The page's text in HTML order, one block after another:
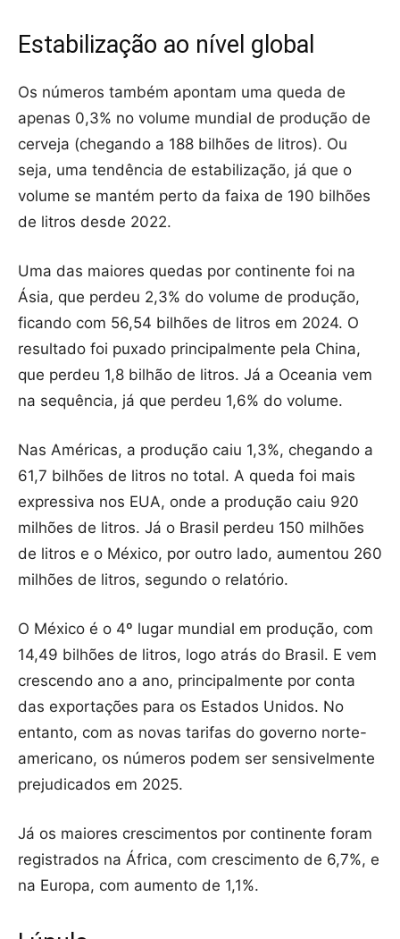
Estabilização ao nível global
Os números também apontam uma queda de
apenas 0,3% no volume mundial de produção de
cerveja (chegando a 188 bilhões de litros). Ou
seja, uma tendência de estabilização, já que o
volume se mantém perto da faixa de 190 bilhões
de litros desde 2022.
Uma das maiores quedas por continente foi na
Ásia, que perdeu 2,3% do volume de produção,
ficando com 56,54 bilhões de litros em 2024. O
resultado foi puxado principalmente pela China,
que perdeu 1,8 bilhão de litros. Já a Oceania vem
na sequência, já que perdeu 1,6% do volume.
Nas Américas, a produção caiu 1,3%, chegando a
61,7 bilhões de litros no total. A queda foi mais
expressiva nos EUA, onde a produção caiu 920
milhões de litros. Já o Brasil perdeu 150 milhões
de litros e o México, por outro lado, aumentou 260
milhões de litros, segundo o relatório.
O México é o 4º lugar mundial em produção, com
14,49 bilhões de litros, logo atrás do Brasil. E vem
crescendo ano a ano, principalmente por conta
das exportações para os Estados Unidos. No
entanto, com as novas tarifas do governo norte-
americano, os números podem ser sensivelmente
prejudicados em 2025.
Já os maiores crescimentos por continente foram
registrados na África, com crescimento de 6,7%, e
na Europa, com aumento de 1,1%.